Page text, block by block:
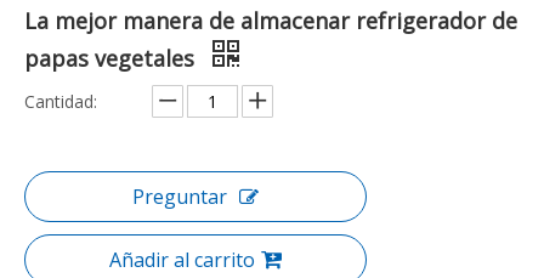
La mejor manera de almacenar refrigerador de
papas vegetales
Cantidad:
Preguntar
Añadir al carrito